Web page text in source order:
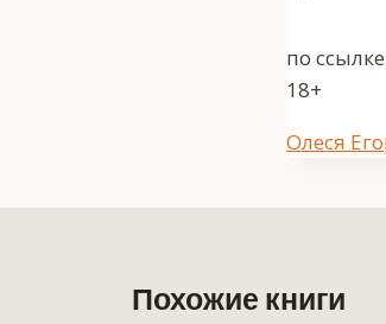
по
18+
Метки
Олеся
Похожие книги